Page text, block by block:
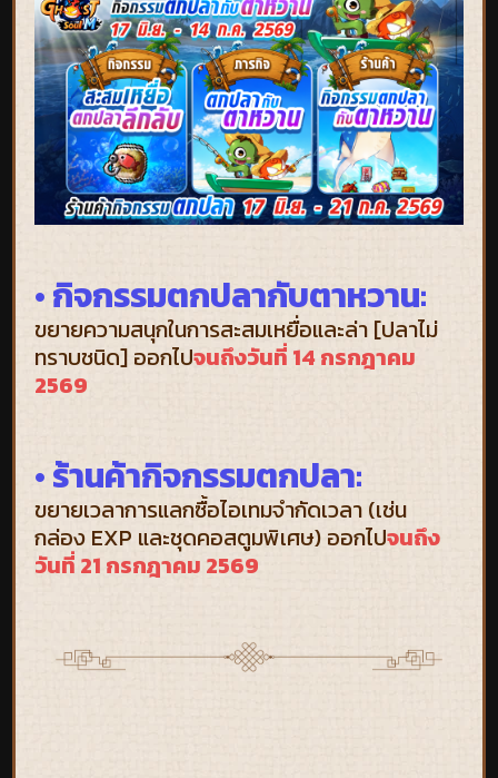
• กิจกรรมตกปลากับตาหวาน:
ขยายความสนุกในการสะสมเหยื่อและล่า [ปลาไม่
ทราบชนิด] ออกไปจนถึงวันที่ 14 กรกฎาคม
2569
• ร้านค้ากิจกรรมตกปลา:
ขยายเวลาการแลกซื้อไอเทมจำกัดเวลา (เช่น
กล่อง EXP และชุดคอสตูมพิเศษ) ออกไปจนถึง
วันที่ 21 กรกฎาคม 2569